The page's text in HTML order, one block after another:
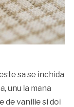
sa se inchida
unu la mana
de vanilie si doi